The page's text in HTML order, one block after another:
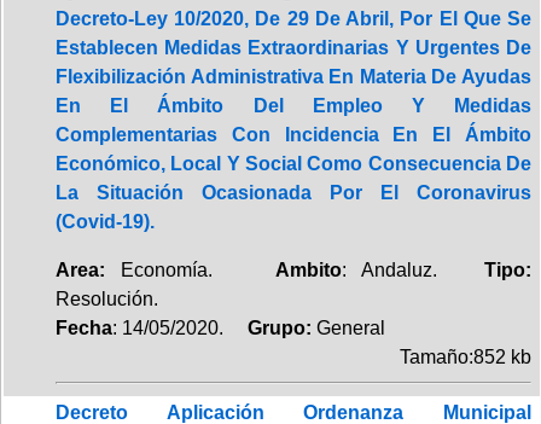
Decreto-Ley 10/2020, De 29 De Abril, Por El Que Se
Establecen Medidas Extraordinarias Y Urgentes De
Flexibilización Administrativa En Materia De Ayudas
En El Ámbito Del Empleo Y Medidas
Complementarias Con Incidencia En El Ámbito
Económico, Local Y Social Como Consecuencia De
La Situación Ocasionada Por El Coronavirus
(Covid-19).
Area: Economía. Ambito: Andaluz. Tipo:
Resolución.
Fecha: 14/05/2020. Grupo: General
Tamaño:852 kb
Decreto Aplicación Ordenanza Municipal